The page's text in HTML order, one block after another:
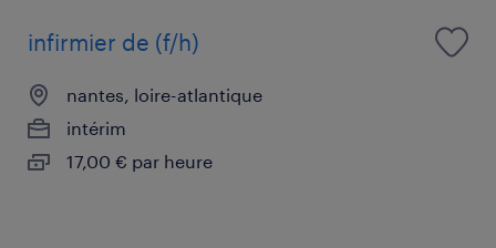
infirmier de (f/h)
nantes, loire-atlantique
intérim
17,00 € par heure